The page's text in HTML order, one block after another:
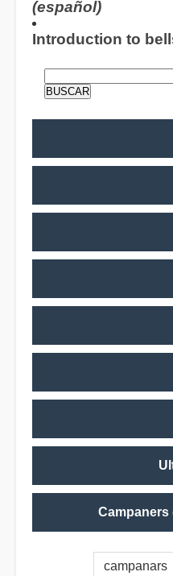
(español)
Introduction to
Campaners
campanars